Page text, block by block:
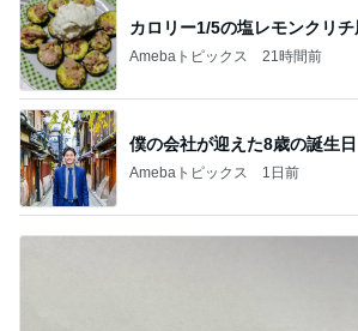
僕の会社が迎えた8歳の誕生日
Amebaトピックス 1日前